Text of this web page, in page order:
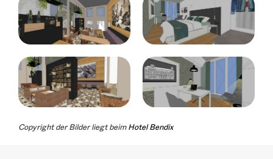
Copyright der Bilder liegt beimHotel Bendix